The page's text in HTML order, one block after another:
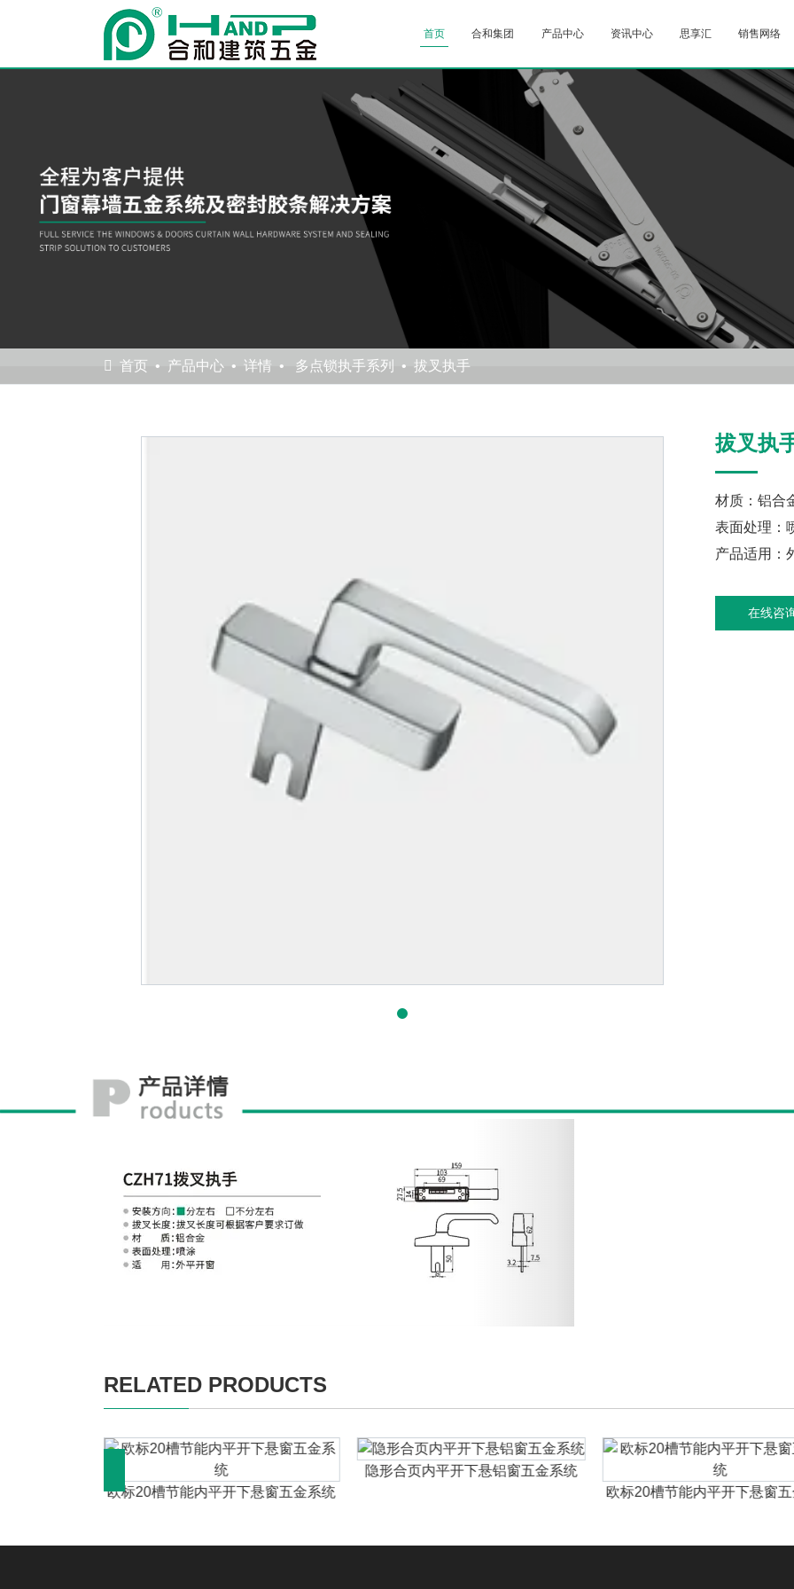
首页 合和集团 产品中心 资讯中心 思享汇 销售网络
首页 产品中心 详情 多点锁执手系列 拔叉执手
拔叉执
材质：铝合
表面处理：
产品适用：
在线咨
RELATED PRODUCTS
欧标20槽节能内平开下悬窗五金系统
隐形合页内平开下悬铝窗五金系统
欧标20槽节能内平开下悬窗